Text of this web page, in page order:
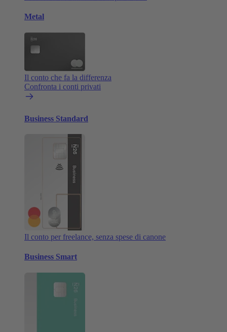
Metal
Il conto che fa la differenza
Confronta i conti privati
Business Standard
Il conto per freelance, senza spese di canone
Business Smart